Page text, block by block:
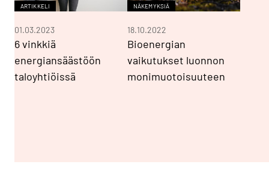
ARTIKKELI
6 vinkkiä
energiansäästöön
taloyhtiöissä
01.03.2023
NÄKEMYKSIÄ
Bioenergian
vaikutukset luonnon
monimuotoisuuteen
18.10.2022